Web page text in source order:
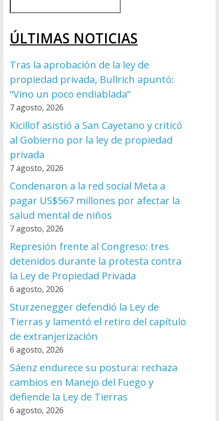
ÚLTIMAS NOTICIAS
Tras la aprobación de la ley de
propiedad privada, Bullrich apuntó:
“Vino un poco endiablada”
7 agosto, 2026
Kicillof asistió a San Cayetano y criticó
al Gobierno por la ley de propiedad
privada
7 agosto, 2026
Condenaron a la red social Meta a
pagar US$567 millones por afectar la
salud mental de niños
7 agosto, 2026
Represión frente al Congreso: tres
detenidos durante la protesta contra
la Ley de Propiedad Privada
6 agosto, 2026
Sturzenegger defendió la Ley de
Tierras y lamentó el retiro del capítulo
de extranjerización
6 agosto, 2026
Sáenz endurece su postura: rechaza
cambios en Manejo del Fuego y
defiende la Ley de Tierras
6 agosto, 2026